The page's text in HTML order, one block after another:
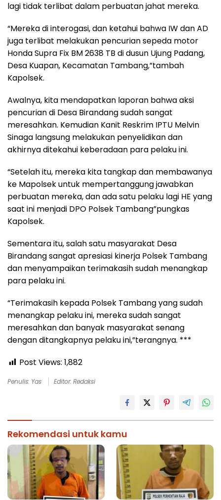
lagi tidak terlibat dalam perbuatan jahat mereka.
“Mereka di interogasi, dan ketahui bahwa IW dan AD
juga terlibat melakukan pencurian sepeda motor
Honda Supra Fix BM 2638 TB di dusun Ujung Padang,
Desa Kuapan, Kecamatan Tambang,”tambah
Kapolsek.
Awalnya, kita mendapatkan laporan bahwa aksi
pencurian di Desa Birandang sudah sangat
meresahkan. Kemudian Kanit Reskrim IPTU Melvin
Sinaga langsung melakukan penyelidikan dan
akhirnya ditekahui keberadaan para pelaku ini.
“Setelah itu, mereka kita tangkap dan membawanya
ke Mapolsek untuk mempertanggung jawabkan
perbuatan mereka, dan ada satu pelaku lagi HE yang
saat ini menjadi DPO Polsek Tambang”pungkas
Kapolsek.
Sementara itu, salah satu masyarakat Desa
Birandang sangat apresiasi kinerja Polsek Tambang
dan menyampaikan terimakasih sudah menangkap
para pelaku ini.
“Terimakasih kepada Polsek Tambang yang sudah
menangkap pelaku ini, mereka sudah sangat
meresahkan dan banyak masyarakat senang
dengan ditangkapnya pelaku ini,”terangnya. ***
Post Views: 1,882
Penulis: Yas Editor: Redaksi
Rekomendasi untuk kamu